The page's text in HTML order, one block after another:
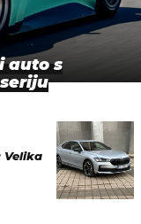
auto s
Velika